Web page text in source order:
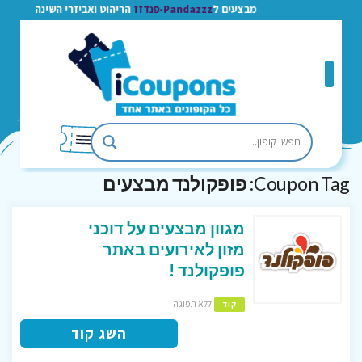
מבצעים לPandazzz-פנדזז הריהוט ואביזרי השינה
Coupon Tag: פופקולנד מבצעים
מגוון מבצעים על דוכני
מזון לאירועים באתר
פופקולנד !
קוד ללא תפוגה
השג קוד